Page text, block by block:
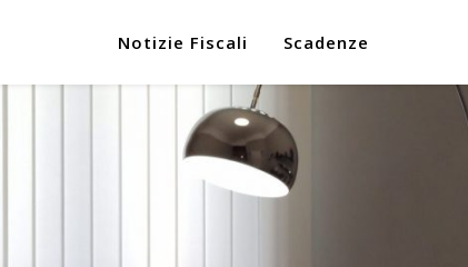
Notizie Fiscali Scadenze